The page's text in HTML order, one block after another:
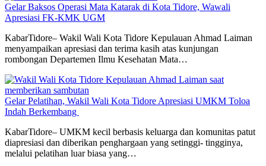
Gelar Baksos Operasi Mata Katarak di Kota Tidore, Wawali
Apresiasi FK-KMK UGM
KabarTidore– Wakil Wali Kota Tidore Kepulauan Ahmad Laiman
menyampaikan apresiasi dan terima kasih atas kunjungan
rombongan Departemen Ilmu Kesehatan Mata…
Gelar Pelatihan, Wakil Wali Kota Tidore Apresiasi UMKM Toloa
Indah Berkembang
KabarTidore– UMKM kecil berbasis keluarga dan komunitas patut
diapresiasi dan diberikan penghargaan yang setinggi- tingginya,
melalui pelatihan luar biasa yang…